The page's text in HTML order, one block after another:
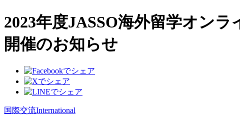
2023年度JASSO海外留学オン
開催のお知らせ
国際交流International